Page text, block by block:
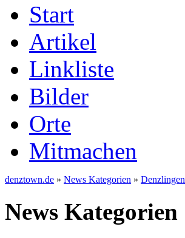
Start
Artikel
Linkliste
Bilder
Orte
Mitmachen
denztown.de » News Kategorien » Denzlingen
News Kategorien